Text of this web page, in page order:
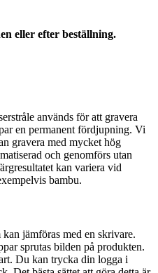
eller efter beställning.
används för att gravera
en permanent fördjupning. Vi
gravera med mycket hög
och genomförs utan
kan variera vid
bambu.
jämföras med en skrivare.
sprutas bilden på produkten.
Du kan trycka din logga i